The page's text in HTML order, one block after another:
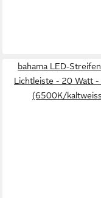
bahama LED-
Lichtleiste - 20 Watt -
(6500K/